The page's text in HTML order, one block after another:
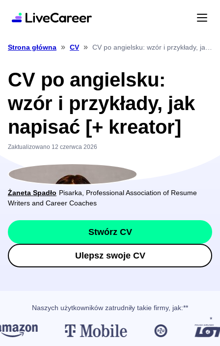
Strona główna » CV »
CV po angielsku:
wzór i przykłady, jak
napisać [+ kreator]
Zaktualizowano 12 czerwca 2026
Żaneta Spadło Pisarka, Professional Association of Resume
Writers and Career Coaches
Stwórz CV
Ulepsz swoje CV
Naszych użytkowników zatrudniły takie firmy, jak:**